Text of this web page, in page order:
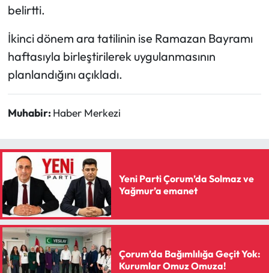
belirtti.
İkinci dönem ara tatilinin ise Ramazan Bayramı
haftasıyla birleştirilerek uygulanmasının
planlandığını açıkladı.
Muhabir: Haber Merkezi
Yeni Parti Çorum’da Solmaz ve
Yağmur’a emanet
Çorum’da Bağımlılığa Geçit Yok:
Kurumlar Omuz Omuza!
Turizm
Uğurludağ Haberleri
Yaşam
Yerel Haberler